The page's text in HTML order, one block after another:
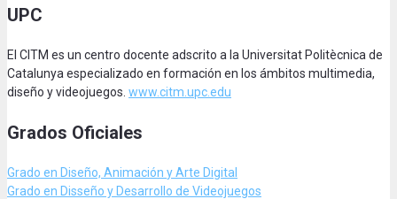
UPC
El CITM es un centro docente adscrito a la Universitat Politècnica de
Catalunya especializado en formación en los ámbitos multimedia,
diseño y videojuegos. www.citm.upc.edu
Grados Oficiales
Grado en Diseño, Animación y Arte Digital
Grado en Disseño y Desarrollo de Videojuegos